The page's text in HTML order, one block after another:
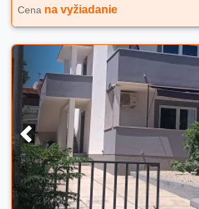
Cena na vyžiadanie